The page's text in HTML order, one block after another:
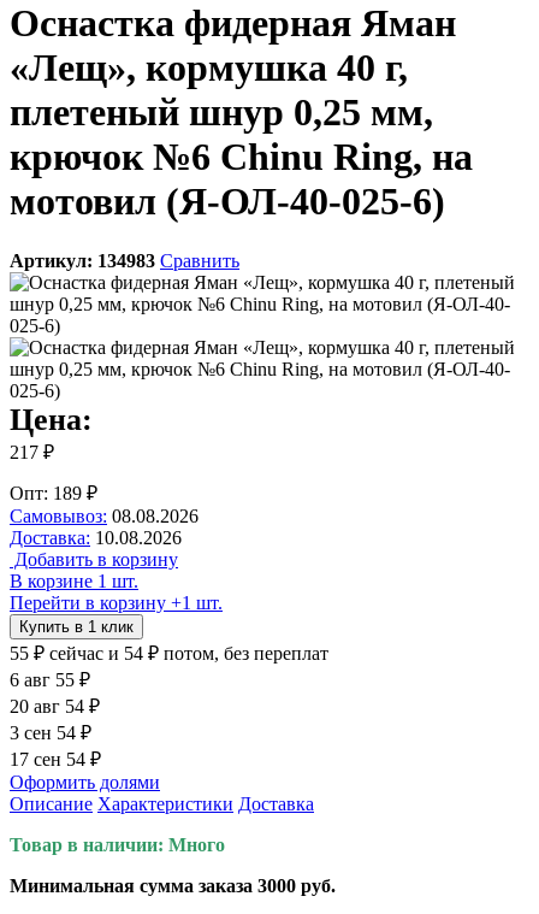
Оснастка фидерная Яман
«Лещ», кормушка 40 г,
плетеный шнур 0,25 мм,
крючок №6 Chinu Ring, на
мотовил (Я-ОЛ-40-025-6)
Артикул: 134983 Сравнить
Цена:
217 ₽
Опт: 189 ₽
Самовывоз: 08.08.2026
Доставка: 10.08.2026
Добавить в корзину
В корзине 1 шт.
Перейти в корзину +1 шт.
Купить в 1 клик
55 ₽ сейчас и 54 ₽ потом, без переплат
6 авг 55 ₽
20 авг 54 ₽
3 сен 54 ₽
17 сен 54 ₽
Оформить долями
Описание Характеристики Доставка
Товар в наличии: Много
Минимальная сумма заказа 3000 руб.